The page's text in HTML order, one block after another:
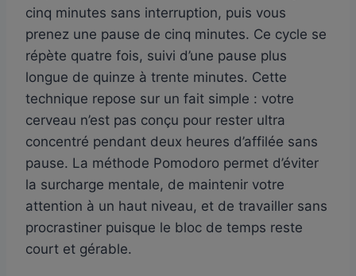
cinq minutes sans interruption, puis vous
prenez une pause de cinq minutes. Ce cycle se
répète quatre fois, suivi d’une pause plus
longue de quinze à trente minutes. Cette
technique repose sur un fait simple : votre
cerveau n’est pas conçu pour rester ultra
concentré pendant deux heures d’affilée sans
pause. La méthode Pomodoro permet d’éviter
la surcharge mentale, de maintenir votre
attention à un haut niveau, et de travailler sans
procrastiner puisque le bloc de temps reste
court et gérable.